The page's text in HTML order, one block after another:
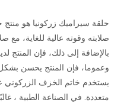
حلقة سيراميك زركونيا هو منتج
بالإضافة إلى ذلك، فإن المنتج
وعموما، فإن المنتج يحسن بشكل
يستخدم خاتم الخزف
متعددة. في الصناعة الطبية ،